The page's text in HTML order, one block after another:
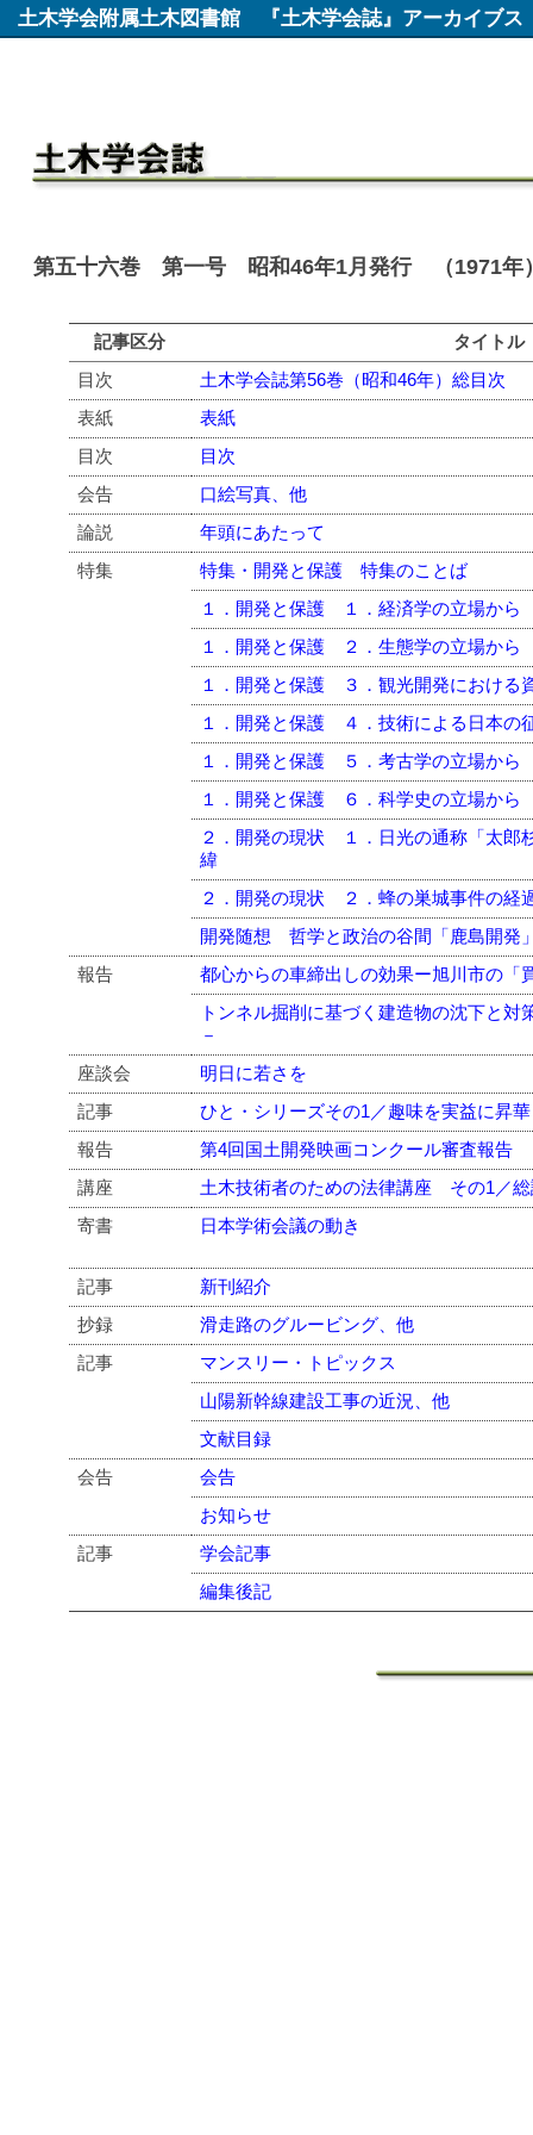
土木学会附属土木図書館 『土木学会誌』アーカイブス
第五十六巻 第一号 昭和46年1月発行 （1971年
記事区分
タイトル
目次
土木学会誌第56巻（昭和46年）総目次
表紙
表紙
目次
目次
会告
口絵写真、他
論説
年頭にあたって
特集
特集・開発と保護 特集のことば
１．開発と保護 １．経済学の立場から
１．開発と保護 ２．生態学の立場から
１．開発と保護 ３．観光開発における
１．開発と保護 ４．技術による日本の
１．開発と保護 ５．考古学の立場から
１．開発と保護 ６．科学史の立場から
２．開発の現状 １．日光の通称「太郎
緯
２．開発の現状 ２．蜂の巣城事件の経
開発随想 哲学と政治の谷間「鹿島開発
報告
都心からの車締出しの効果ー旭川市の「
トンネル掘削に基づく建造物の沈下と対
－
座談会
明日に若さを
記事
ひと・シリーズその1／趣味を実益に昇
報告
第4回国土開発映画コンクール審査報告
講座
土木技術者のための法律講座 その1／
寄書
日本学術会議の動き
記事
新刊紹介
抄録
滑走路のグルービング、他
記事
マンスリー・トピックス
山陽新幹線建設工事の近況、他
文献目録
会告
会告
お知らせ
記事
学会記事
編集後記